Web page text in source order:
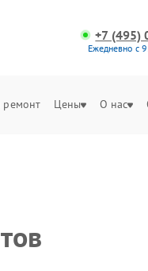
+7 (495)
Ежедневно с
Цены О нас